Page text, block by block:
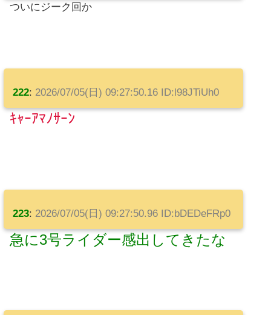
ついにジーク回か
222: 2026/07/05(日) 09:27:50.16 ID:l98JTiUh0
ｷｬｰｱﾏﾉｻｰﾝ
223: 2026/07/05(日) 09:27:50.96 ID:bDEDeFRp0
急に3号ライダー感出してきたな